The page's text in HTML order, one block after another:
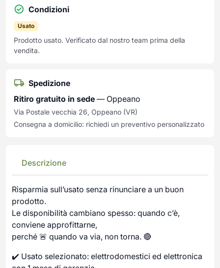
Condizioni
Usato
Prodotto usato. Verificato dal nostro team prima della
vendita.
Spedizione
Ritiro gratuito in sede — Oppeano
Via Postale vecchia 26, Oppeano (VR)
Consegna a domicilio: richiedi un preventivo personalizzato
Descrizione
Risparmia sull’usato senza rinunciare a un buon
prodotto.
Le disponibilità cambiano spesso: quando c’è,
conviene approfittarne,
perché 🚨 quando va via, non torna. 🔴
✔️ Usato selezionato: elettrodomestici ed elettronica